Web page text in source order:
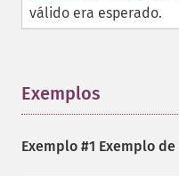
válido era esperado.
Exemplos
Exemplo #1 Exemplo de